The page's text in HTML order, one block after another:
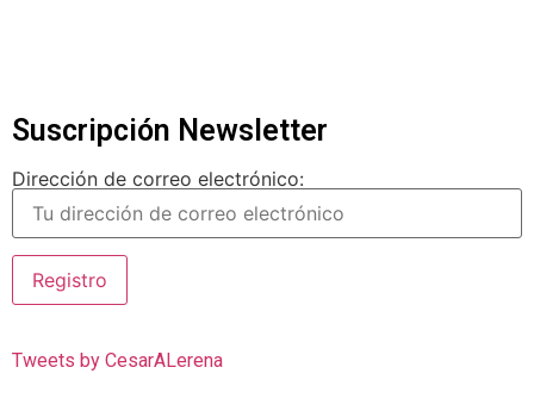
Suscripción Newsletter
Dirección de correo electrónico:
Tweets by CesarALerena